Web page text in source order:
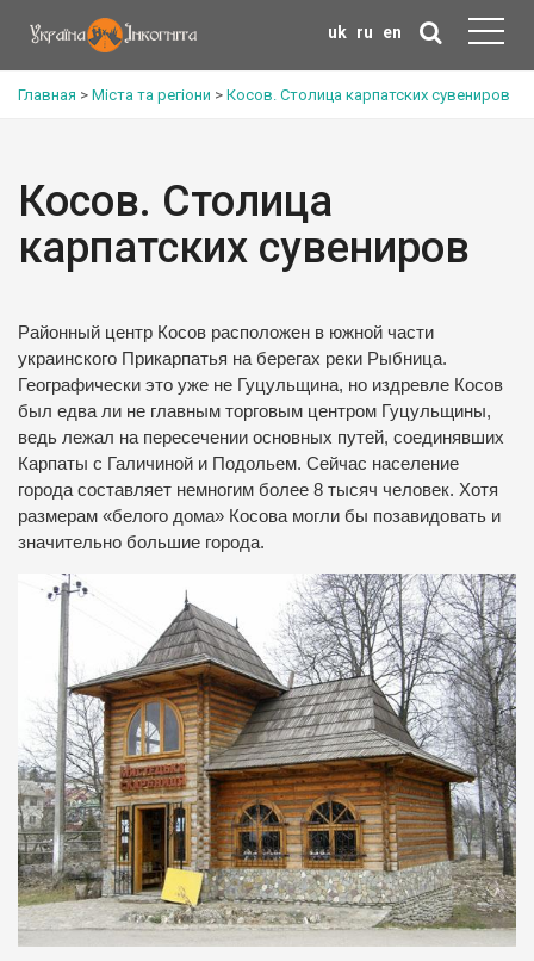
uk ru en
Главная > Міста та регіони > Косов. Столица карпатских сувениров
Косов. Столица
карпатских сувениров
Районный центр Косов расположен в южной части
украинского Прикарпатья на берегах реки Рыбница.
Географически это уже не Гуцульщина, но издревле Косов
был едва ли не главным торговым центром Гуцульщины,
ведь лежал на пересечении основных путей, соединявших
Карпаты с Галичиной и Подольем. Сейчас население
города составляет немногим более 8 тысяч человек. Хотя
размерам «белого дома» Косова могли бы позавидовать и
значительно большие города.